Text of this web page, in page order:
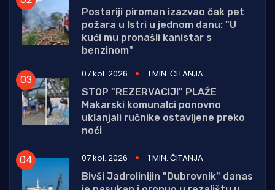
Postariji piroman izazvao čak pet
požara u Istri u jednom danu: "U
kući mu pronašli kanistar s
benzinom"
07 kol. 2026
1 MIN. ČITANJA
STOP "REZERVACIJI" PLAŽE
Makarski komunalci ponovno
uklanjali ručnike ostavljene preko
noći
07 kol. 2026
1 MIN. ČITANJA
Bivši Jadrolinijin "Dubrovnik" danas